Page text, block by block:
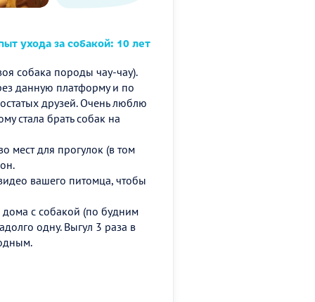
ухода за собакой: 10 лет
собака породы чау-чау).
данную платформу и по
друзей. Очень люблю
стала брать собак на
мест для прогулок (в том
вашего питомца, чтобы
с собакой (по будним
одну. Выгул 3 раза в